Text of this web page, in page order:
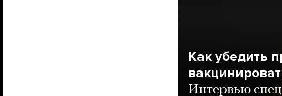
Как убедить
Интервью